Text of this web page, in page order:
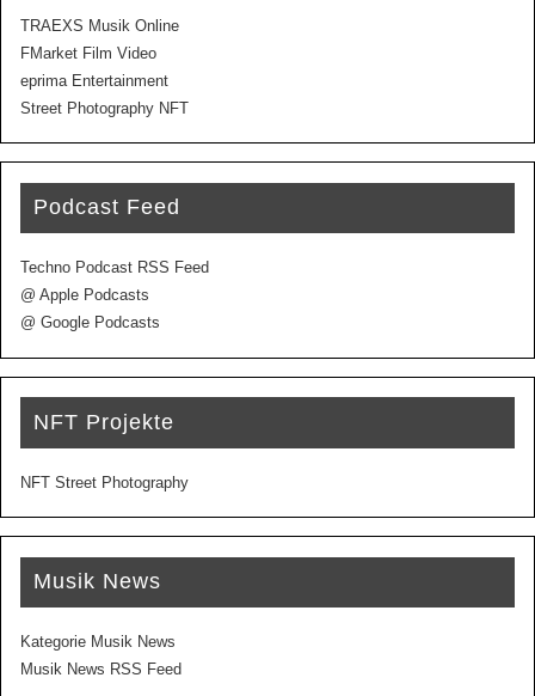
TRAEXS Musik Online
FMarket Film Video
eprima Entertainment
Street Photography NFT
Podcast Feed
Techno Podcast RSS Feed
@ Apple Podcasts
@ Google Podcasts
NFT Projekte
NFT Street Photography
Musik News
Kategorie Musik News
Musik News RSS Feed